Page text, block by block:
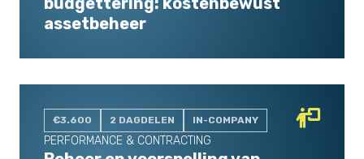
assetbeheer
€3.600 2 DAGDELEN IN-COMPANY
PERFORMANCE & CONTRACTING